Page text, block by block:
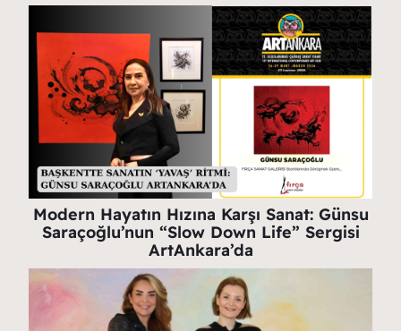
Modern Hayatın Hızına Karşı Sanat: Günsu
Saraçoğlu’nun “Slow Down Life” Sergisi
ArtAnkara’da